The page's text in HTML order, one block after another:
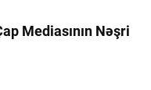
Mediasının Nəşri